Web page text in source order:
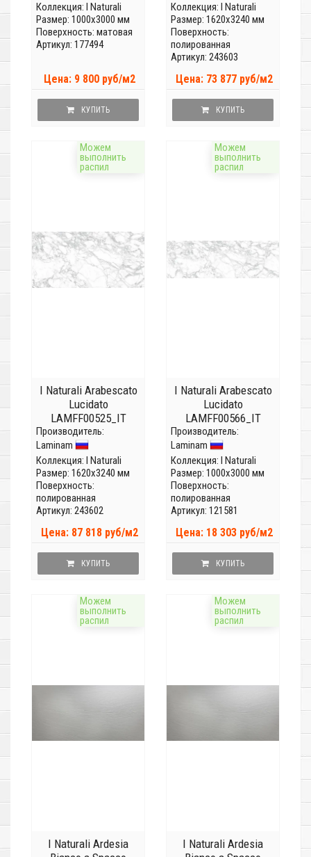
Коллекция: I Naturali
Размер: 1000x3000 мм
Поверхность: матовая
Артикул: 177494
Цена: 9 800 руб/м2
КУПИТЬ
Коллекция: I Naturali
Размер: 1620x3240 мм
Поверхность:
полированная
Артикул: 243603
Цена: 73 877 руб/м2
КУПИТЬ
Можем
выполнить
распил
I Naturali Arabescato
Lucidato
LAMFF00525_IT
(Толщина 12 мм)
Производитель:
Laminam
Коллекция: I Naturali
Размер: 1620x3240 мм
Поверхность:
полированная
Артикул: 243602
Цена: 87 818 руб/м2
КУПИТЬ
Можем
выполнить
распил
I Naturali Arabescato
Lucidato
LAMFF00566_IT
(Толщина 5,6мм)
Производитель:
Laminam
Коллекция: I Naturali
Размер: 1000x3000 мм
Поверхность:
полированная
Артикул: 121581
Цена: 18 303 руб/м2
КУПИТЬ
Можем
выполнить
распил
I Naturali Ardesia
Можем
выполнить
распил
I Naturali Ardesia